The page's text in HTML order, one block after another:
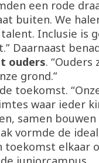
een rode
buiten. We
Inclusie is
Daarnaast
ouders.
grond.”
toekomst.
waar ieder
samen
vormde de
toekomst elkaar